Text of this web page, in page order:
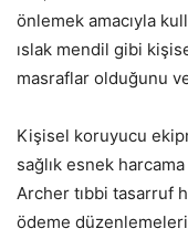
önlemek amacıyla
ıslak mendil gibi
masraflar olduğunu
Kişisel koruyucu
sağlık esnek
Archer tıbbi tasarruf
ödeme düzenlemeleri